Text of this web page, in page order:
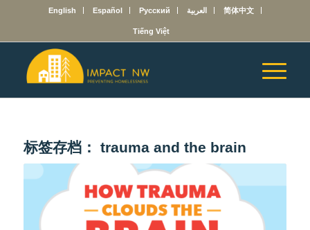
English Español Русский العربية 简体中文
Tiếng Việt
标签存档： trauma and the brain